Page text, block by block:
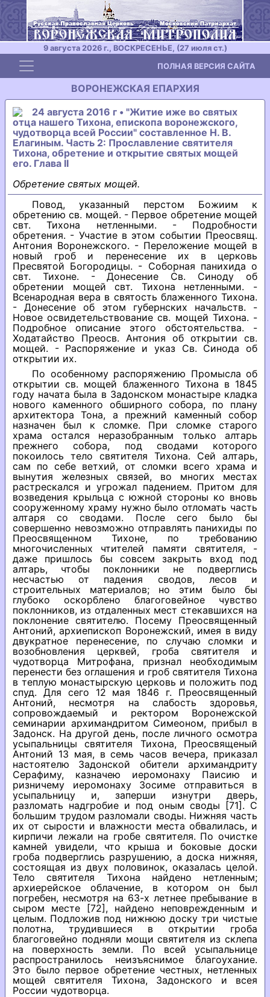
9 августа 2026 г., ВОСКРЕСЕНЬЕ, (27 июля ст.)
Toggle navigation ПОЛНАЯ ВЕРСИЯ САЙТА
ВОРОНЕЖСКАЯ ЕПАРХИЯ
24 августа 2016 г • "Житие иже во святых
отца нашего Тихона, епископа воронежского,
чудотворца всей России" составленное Н. В.
Елагиным. Часть 2: Прославление святителя
Тихона, обретение и открытие святых мощей
его. Глава II
Обретение святых мощей.
Повод, указанный перстом Божиим к
обретению св. мощей. - Первое обретение мощей
свт. Тихона нетленными. - Подробности
обретения. - Участие в этом событии Преосвящ.
Антония Воронежского. - Переложение мощей в
новый гроб и перенесение их в церковь
Пресвятой Богородицы. - Соборная панихида о
свт. Тихоне. - Донесение Св. Синоду об
обретении мощей свт. Тихона нетленными. -
Всенародная вера в святость блаженного Тихона.
- Донесение об этом губернских начальств. -
Новое освидетельствование св. мощей Тихона. -
Подробное описание этого обстоятельства. -
Ходатайство Преосв. Антония об открытии св.
мощей. - Распоряжение и указ Св. Синода об
открытии их.
По особенному распоряжению Промысла об
открытии св. мощей блаженного Тихона в 1845
году начата была в Задонском монастыре кладка
нового каменного обширного собора, по плану
архитектора Тона, а прежний каменный собор
назначен был к сломке. При сломке старого
храма остался неразобранным только алтарь
прежнего собора, под сводами которого
покоилось тело святителя Тихона. Сей алтарь,
сам по себе ветхий, от сломки всего храма и
вынутия железных связей, во многих местах
растрескался и угрожал падением. Притом для
возведения крыльца с южной стороны ко вновь
сооруженному храму нужно было отломать часть
алтаря со сводами. После сего было бы
совершенно невозможно отправлять панихиды по
Преосвященном Тихоне, по требованию
многочисленных чтителей памяти святителя, -
даже пришлось бы совсем закрыть вход под
алтарь, чтобы поклонники не подверглись
несчастью от падения сводов, лесов и
строительных материалов; но этим было бы
глубоко оскорблено благоговейное чувство
поклонников, из отдаленных мест стекавшихся на
поклонение святителю. Посему Преосвященный
Антоний, архиепископ Воронежский, имея в виду
двукратное перенесение, по случаю сломки и
возобновления церквей, гроба святителя и
чудотворца Митрофана, признал необходимым
перенести без оглашения и гроб святителя Тихона
в теплую монастырскую церковь и положить под
спуд. Для сего 12 мая 1846 г. Преосвященный
Антоний, несмотря на слабость здоровья,
сопровождаемый и ректором Воронежской
семинарии архимандритом Симеоном, прибыл в
Задонск. На другой день, после личного осмотра
усыпальницы святителя Тихона, Преосвященый
Антоний 13 мая, в семь часов вечера, приказал
настоятелю Задонской обители архимандриту
Серафиму, казначею иеромонаху Паисию и
ризничему иеромонаху Зосиме отправиться в
усыпальницу и, заперши изнутри дверь,
разломать надгробие и под оным своды [71]. С
большим трудом разломали своды. Нижняя часть
их от сырости и влажности места обвалилась, и
кирпичи лежали на гробе святителя. По очистке
камней увидели, что крыша и боковые доски
гроба подверглись разрушению, а доска нижняя,
состоящая из двух половинок, оказалась целой.
Тело святителя Тихона найдено нетленным;
архиерейское облачение, в котором он был
погребен, несмотря на 63-х летнее пребывание в
сыром месте [72], найдено неповрежденным и
целым. Подложив под нижнюю доску три чистые
полотна, трудившиеся в открытии гроба
благоговейно подняли мощи святителя из склепа
на поверхность земли. По всей усыпальнице
распространилось неизъяснимое благоухание.
Это было первое обретение честных, нетленных
мощей святителя Тихона, Задонского и всея
России чудотворца.